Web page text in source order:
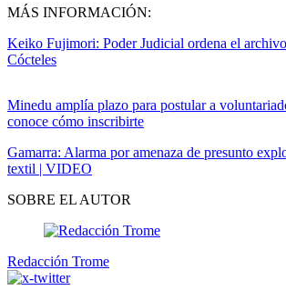
MÁS INFORMACIÓN:
Keiko Fujimori: Poder Judicial ordena el
Cócteles
Minedu amplía plazo para postular a
conoce cómo inscribirte
Gamarra: Alarma por amenaza de presunto
textil | VIDEO
SOBRE EL AUTOR
Redacción Trome